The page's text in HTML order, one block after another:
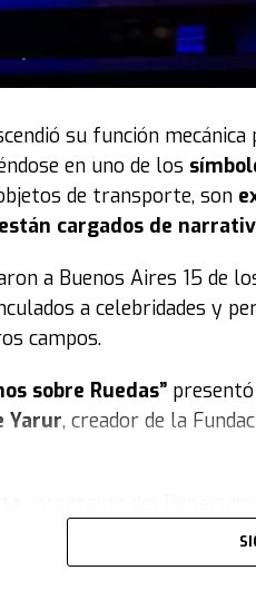
su función
en uno de los
de transporte, son
cargados de
a Buenos Aires 15 de
a celebridades y
campos.
sobre Ruedas”
Yarur, creador de la
colección, con sus
de retratar distintos
jugar fútbol, con